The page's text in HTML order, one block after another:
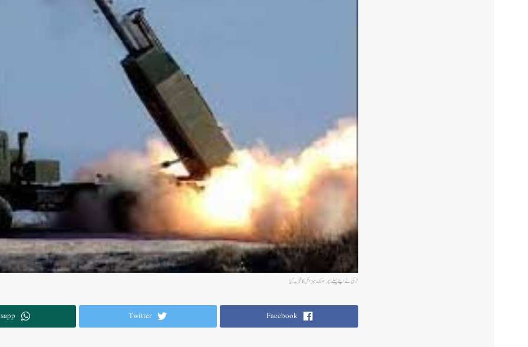
ترکی نے اپنے پہلے سپرسونک میزائل کا تجربہ کیا
Facebook
Twitter